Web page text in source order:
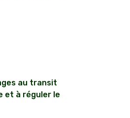
au transit
et à réguler le